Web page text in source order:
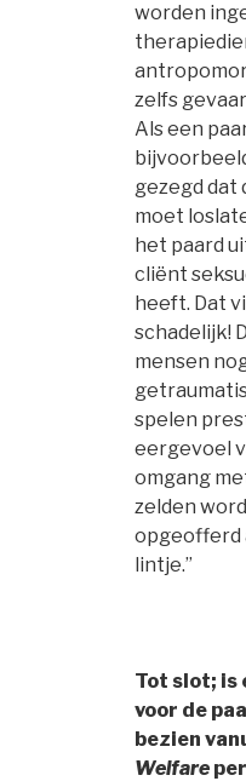
worden
zelfs
Als een
gezegd dat
moet
het paard
cliënt
heeft. Dat
schadelijk!
mensen
spelen
eergevoel
omgang
zelden
opgeofferd
lintje.”
Tot slot; is
voor de
bezien
Welfare